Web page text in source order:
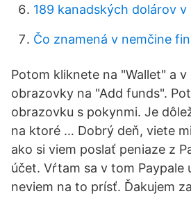
189 kanadských dolárov v
Čo znamená v nemčine
Potom kliknete na "Wallet" a v
obrazovky na "Add funds".
obrazovku s pokynmi. Je
na ktoré … Dobrý deň, viete
ako si viem poslať peniaze z
účet. Vŕtam sa v tom Paypale
neviem na to prísť. Ďakujem